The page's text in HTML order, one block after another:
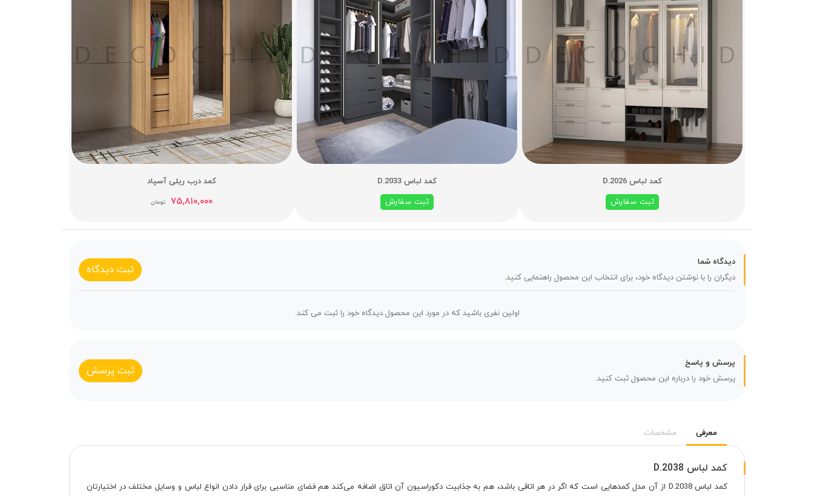
کمد لباس D.2026
ثبت سفارش
کمد لباس D.2033
ثبت سفارش
کمد درب ریلی آسپاد
۷۵,۸۱۰,۰۰۰ تومان
دیدگاه شما
دیگران را با نوشتن دیدگاه خود، برای انتخاب این محصول راهنمایی کنید.
ثبت دیدگاه
اولین نفری باشید که در مورد این محصول دیدگاه خود را ثبت می کند.
پرسش و پاسخ
پرسش خود را درباره این محصول ثبت کنید.
ثبت پرسش
معرفی مشخصات
کمد لباس D.2038
کمد لباس D.2038 از آن مدل کمدهایی است که اگر در هر اتاقی باشد، هم به جذابیت دکوراسیون آن اتاق اضافه می‌کند هم فضای مناسبی برای قرار دادن انواع لباس و وسایل مختلف در اختیارتان